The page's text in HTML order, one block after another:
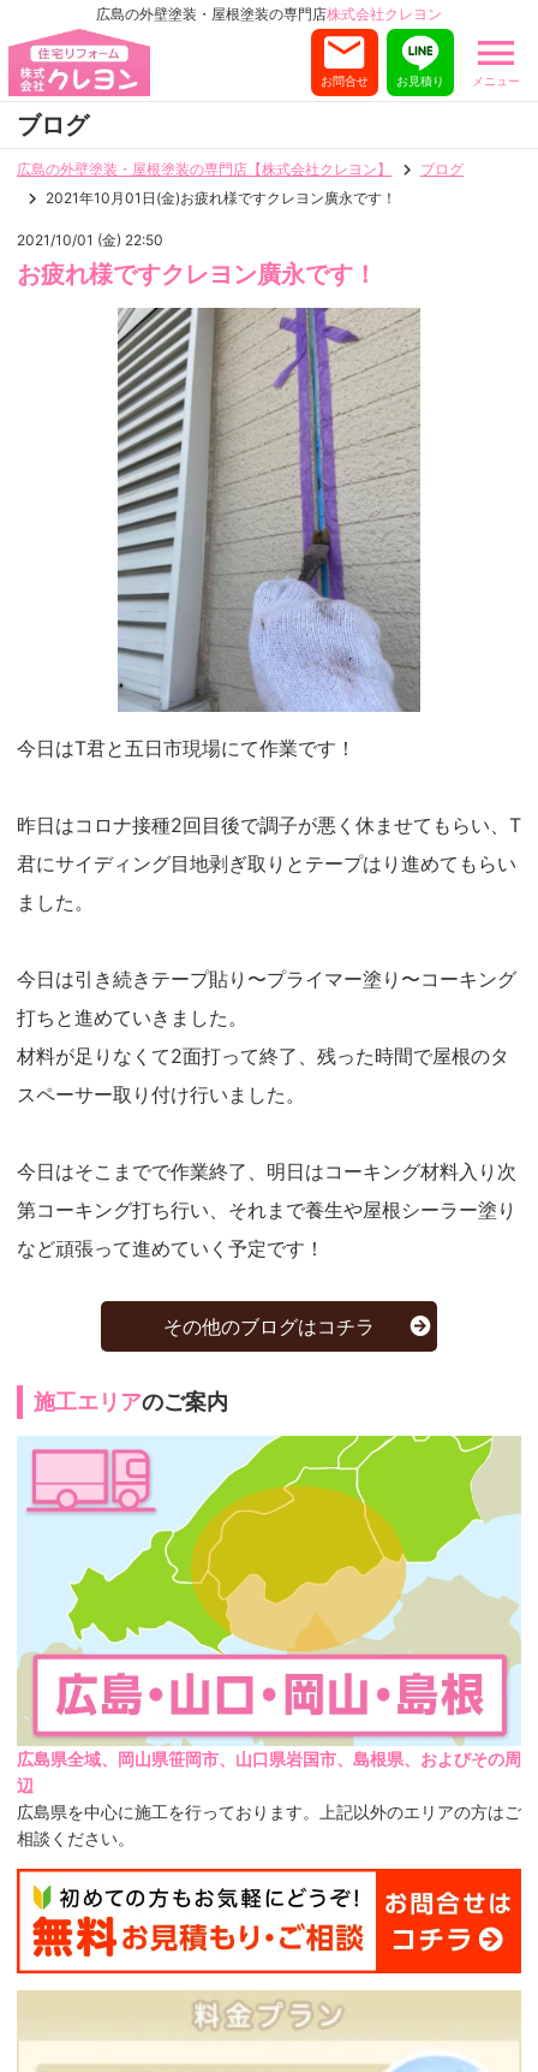
広島の外壁塗装・屋根塗装の専門店株式会社クレヨン
メニュー
お見積り
お問合せ
ブログ
広島の外壁塗装・屋根塗装の専門店【株式会社クレヨン】
ブログ
2021年10月01日(金)お疲れ様ですクレヨン廣永です！
2021/10/01 (金) 22:50
お疲れ様ですクレヨン廣永です！
今日はT君と五日市現場にて作業です！
昨日はコロナ接種2回目後で調子が悪く休ませてもらい、T
君にサイディング目地剥ぎ取りとテープはり進めてもらい
ました。
今日は引き続きテープ貼り〜プライマー塗り〜コーキング
打ちと進めていきました。
材料が足りなくて2面打って終了、残った時間で屋根のタ
スペーサー取り付け行いました。
今日はそこまでで作業終了、明日はコーキング材料入り次
第コーキング打ち行い、それまで養生や屋根シーラー塗り
など頑張って進めていく予定です！
その他のブログはコチラ
施工エリアのご案内
広島県全域、岡山県笹岡市、山口県岩国市、島根県、およびその周
辺
広島県を中心に施工を行っております。上記以外のエリアの方はご
相談ください。